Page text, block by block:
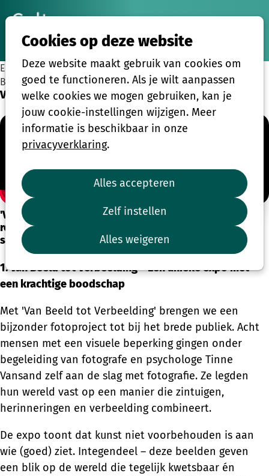
Cookies op deze website
Deze website maakt gebruik van cookies om
goed te functioneren. Als je wilt aanpassen
welke cookies we mogen gebruiken, kan je
jouw cookie-instellingen wijzigen. Meer
informatie is beschikbaar in onze
privacyverklaring.
Alles accepteren
Zelf instellen
Alles weigeren
EEN VERHAAL VAN MOGELIJKHEDEN IN PLAATS VAN
BEPERKINGEN
Van Beeld tot Verbeelding
'Van Beeld tot Verbeelding': het indrukwekkende
resultaat van acht ontdekkingstochten van blinde of
slechtziende fotografen
1. Van Beeld tot Verbeelding – Een unieke expo met
een krachtige boodschap
Met 'Van Beeld tot Verbeelding' brengen we een
bijzonder fotoproject tot bij het brede publiek. Acht
mensen met een visuele beperking gingen onder
begeleiding van fotografe en psychologe Tinne
Vansand zelf aan de slag met fotografie. Ze legden
hun wereld vast op een manier die zintuigen,
herinneringen en verbeelding combineert.
De expo toont dat kunst niet voorbehouden is aan
wie (goed) ziet. Integendeel – deze beelden geven
een blik op de wereld die tegelijk kwetsbaar én